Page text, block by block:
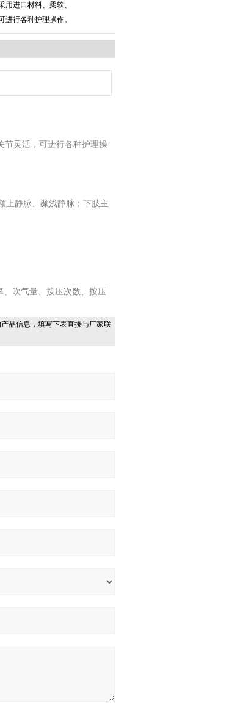
用进口材料、柔软、
进行各种护理操作。
节灵活，可进行各种护理操
上静脉、颞浅静脉；下肢主
吹气量、按压次数、按压
品信息，填写下表直接与厂家联